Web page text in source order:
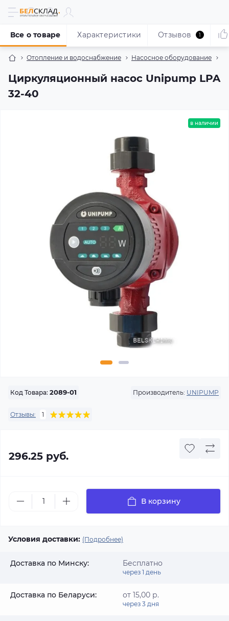
Отопление и водоснабжение Насосное оборудование
Циркуляционный насос Unipump LPA
32-40
Все о товаре Характеристики Отзывов 1
в наличии
Код Товара: 2089-01 Производитель: UNIPUMP
Отзывы: 1
296.25 руб.
В корзину
Условия доставки: (Подробнее)
Доставка по Минску: Бесплатно
через 1 день
Доставка по Беларуси: от 15,00 р.
через 3 дня